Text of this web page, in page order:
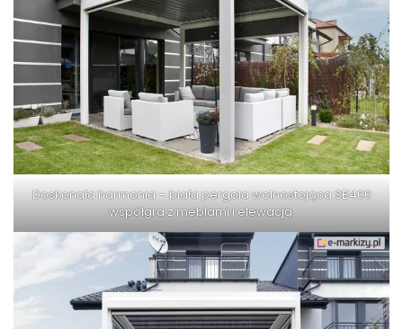
Doskonała harmonia – biała pergola wolnostojąca SB400
współgra z meblami i elewacją.